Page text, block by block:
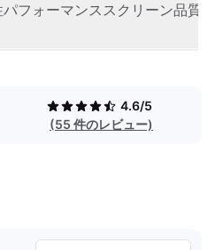
パフォーマンススクリーン品質
4.6/5
(55 件のレビュー)